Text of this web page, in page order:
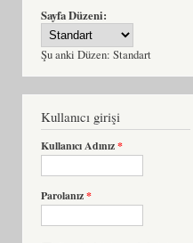
Sayfa Düzeni:
Şu anki Düzen: Standart
Kullanıcı girişi
Kullanıcı Adınız*
Parolanız*